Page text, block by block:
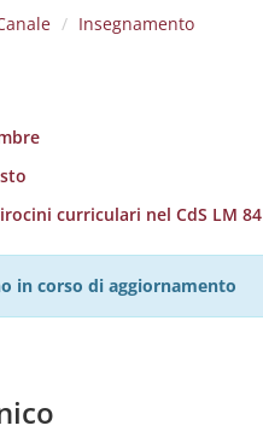
Insegnamento
curriculari nel CdS LM 84
in corso di aggiornamento